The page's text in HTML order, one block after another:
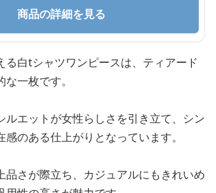
商品の詳細を見る
る白tシャツワンピースは、ティアード
一枚です。
ルエットが女性らしさを引き立て、シン
のある仕上がりとなっています。
品さが際立ち、カジュアルにもきれいめ